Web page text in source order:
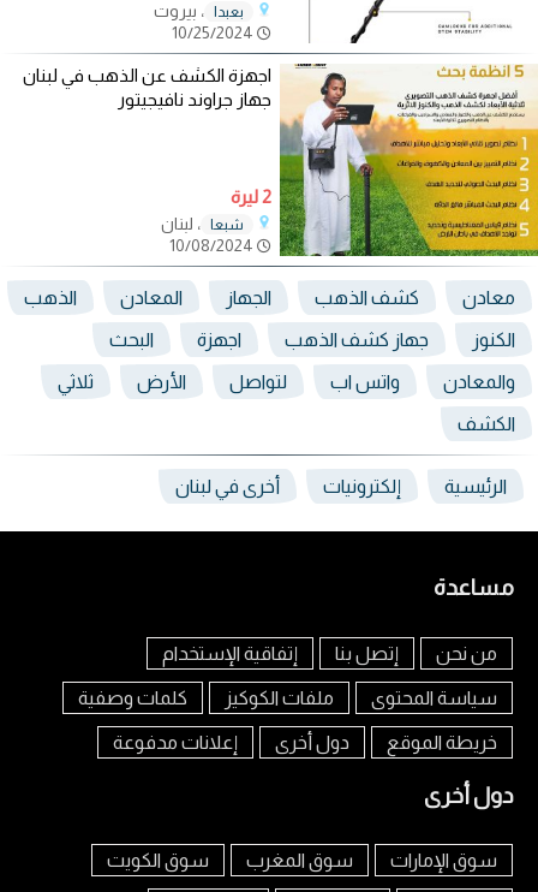
بعبدا
، بيروت
اجهزة الكشف عن الذهب في لبنان
جهاز جراوند نافيجيتور
2 ليرة
شبعا
، لبنان
معادن كشف الذهب الجهاز المعادن الذهب
الكنوز جهاز كشف الذهب اجهزة البحث
والمعادن واتس اب لتواصل الأرض ثلاثي
الكشف
الرئيسية إلكترونيات أخرى في لبنان
مساعدة
من نحن إتصل بنا إتفاقية الإستخدام
سياسة المحتوى ملفات الكوكيز كلمات وصفية
خريطة الموقع دول أخرى إعلانات مدفوعة
دول أخرى
سوق الإمارات سوق المغرب سوق الكويت